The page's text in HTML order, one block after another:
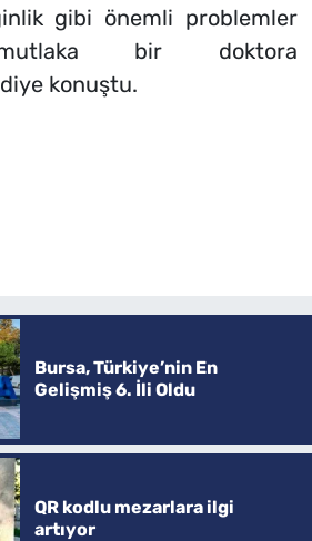
gibi önemli problemler
bir doktora
konuştu.
Bursa, Türkiye’nin En
Gelişmiş 6. İli Oldu
QR kodlu mezarlara ilgi
artıyor